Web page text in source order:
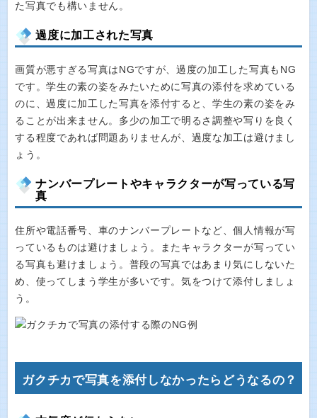
た写真でも構いません。
過度に加工された写真
画質が悪すぎる写真はNGですが、過度の加工した写真もNG
です。学生の素の姿をみたいために写真の添付を求めている
のに、過度に加工した写真を添付すると、学生の素の姿をみ
ることが出来ません。多少の加工で明るさ調整や写りを良く
する程度であれば問題ありませんが、過度な加工は避けまし
ょう。
ナンバープレートやキャラクターが写っている写
真
住所や電話番号、車のナンバープレートなど、個人情報が写
っているものは避けましょう。またキャラクターが写ってい
る写真も避けましょう。普段の写真ではあまり気にしないた
め、使ってしまう学生が多いです。気をつけて添付しましょ
う。
ガクチカで写真を添付しなかったらどうなるの？